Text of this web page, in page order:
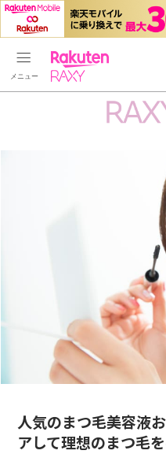
人気のまつ毛美容液
アして理想のまつ毛